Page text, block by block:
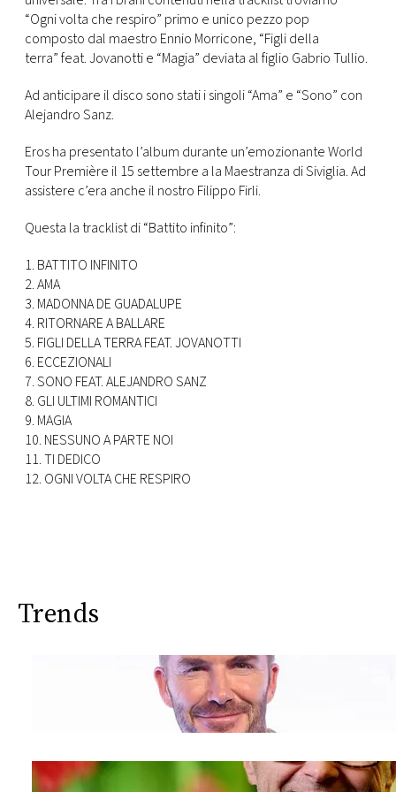
CONSIGLIA
“Ogni volta che respiro” primo e unico pezzo pop
composto dal maestro Ennio Morricone, “Figli della
terra” feat. Jovanotti e “Magia” deviata al figlio Gabrio Tullio.
Ad anticipare il disco sono stati i singoli “Ama” e “Sono” con
Alejandro Sanz.
Eros ha presentato l’album durante un’emozionante World
Tour Première il 15 settembre a la Maestranza di Siviglia. Ad
assistere c’era anche il nostro Filippo Firli.
Questa la tracklist di “Battito infinito”:
1. BATTITO INFINITO
2. AMA
3. MADONNA DE GUADALUPE
4. RITORNARE A BALLARE
5. FIGLI DELLA TERRA FEAT. JOVANOTTI
6. ECCEZIONALI
7. SONO FEAT. ALEJANDRO SANZ
8. GLI ULTIMI ROMANTICI
9. MAGIA
10. NESSUNO A PARTE NOI
11. TI DEDICO
12. OGNI VOLTA CHE RESPIRO
Trends